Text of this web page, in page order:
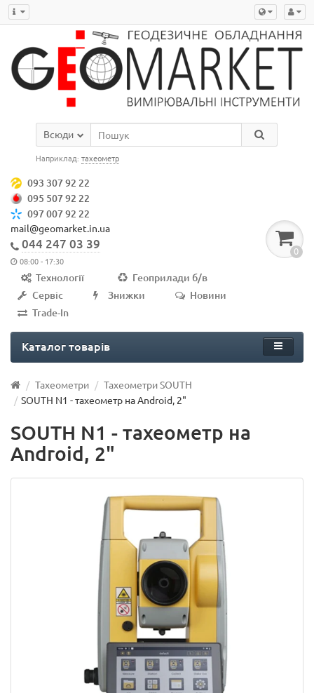
Всюди
Наприклад:тахеометр
093 307 92 22
095 507 92 22
097 007 92 22
mail@geomarket.in.ua
044 247 03 39
08:00 - 17:30
0
Технології
Геоприлади б/в
Сервіс
Знижки
Новини
Trade-In
Каталог товарів
Тахеометри
Тахеометри SOUTH
SOUTH N1 - тахеометр на Android, 2"
SOUTH N1 - тахеометр на
Android, 2"